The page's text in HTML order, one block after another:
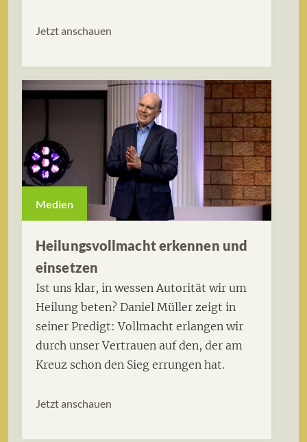
Jetzt anschauen
Medien
Heilungsvollmacht erkennen und
einsetzen
Ist uns klar, in wessen Autorität wir um
Heilung beten? Daniel Müller zeigt in
seiner Predigt: Vollmacht erlangen wir
durch unser Vertrauen auf den, der am
Kreuz schon den Sieg errungen hat.
Jetzt anschauen